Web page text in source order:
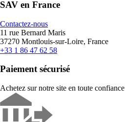
SAV en France
Contactez-nous
11 rue Bernard Maris
37270 Montlouis-sur-Loire, France
+33 1 86 47 62 58
Paiement sécurisé
Achetez sur notre site en toute confiance